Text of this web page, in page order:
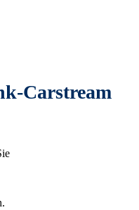
Carstream